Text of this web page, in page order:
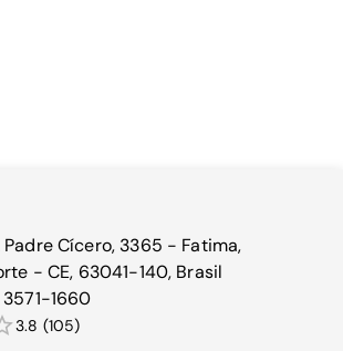
Padre Cícero, 3365 - Fatima,
- CE, 63041-140, Brasil
1660
3.8 (105)